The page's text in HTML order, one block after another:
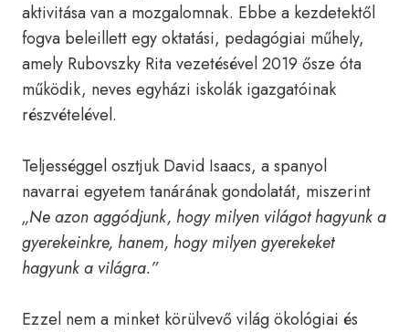
aktivitása van a mozgalomnak. Ebbe a kezdetektől
fogva beleillett egy oktatási, pedagógiai műhely,
amely Rubovszky Rita vezetésével 2019 ősze óta
működik, neves egyházi iskolák igazgatóinak
részvételével.
Teljességgel osztjuk David Isaacs, a spanyol
navarrai egyetem tanárának gondolatát, miszerint
„Ne azon aggódjunk, hogy milyen világot hagyunk a
gyerekeinkre, hanem, hogy milyen gyerekeket
hagyunk a világra.”
Ezzel nem a minket körülvevő világ ökológiai és